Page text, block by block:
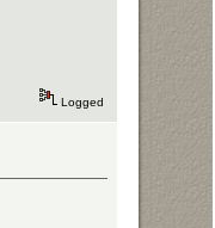
Logged